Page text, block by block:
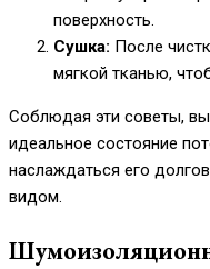
поверхность.
Сушка: После
мягкой тканью,
Соблюдая эти советы,
идеальное состояние
наслаждаться его
видом.